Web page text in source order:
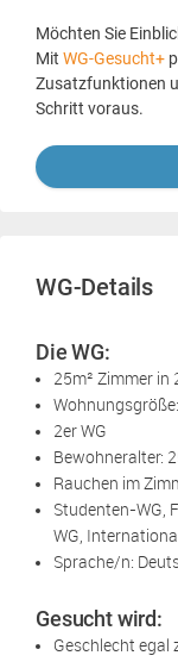
Möchten Sie
Mit WG-Gesucht+
Zusatzfunktionen
Schritt voraus.
WG-Details
Die WG:
25m² Zimmer in
2er WG
Bewohneralter:
Rauchen im
Studenten-WG,
WG,
Sprache/n:
Gesucht wird:
Geschlecht egal